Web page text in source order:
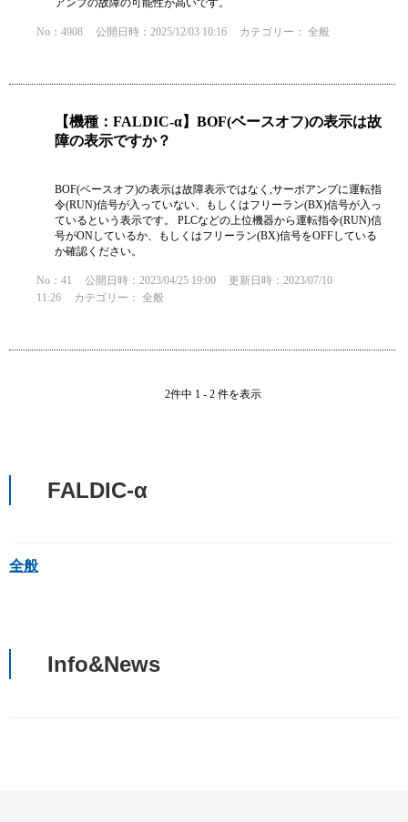
アンプの故障の可能性が高いです。
No：4908 公開日時：2025/12/03 10:16 カテゴリー： 全般
【機種：FALDIC-α】BOF(ベースオフ)の表示は故
障の表示ですか？
BOF(ベースオフ)の表示は故障表示ではなく,サーボアンプに運転指
令(RUN)信号が入っていない、もしくはフリーラン(BX)信号が入っ
ているという表示です。 PLCなどの上位機器から運転指令(RUN)信
号がONしているか、もしくはフリーラン(BX)信号をOFFしている
か確認ください。
No：41 公開日時：2023/04/25 19:00
更新日時：2023/07/10
11:26
カテゴリー： 全般
2件中 1 - 2 件を表示
FALDIC-α
全般
Info&News